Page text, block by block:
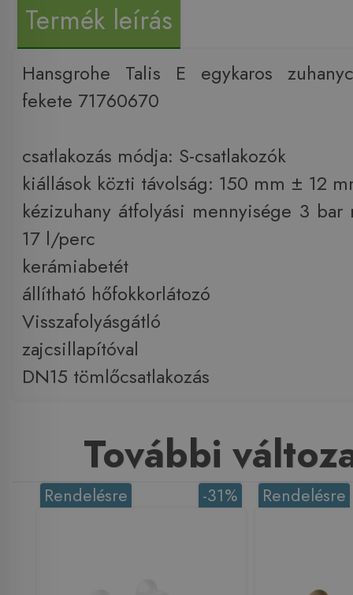
Termék leírás
Hansgrohe Talis E egykaros
fekete 71760670
csatlakozás módja: S-csatlakozók
kiállások közti távolság: 150 mm ± 12
kézizuhany átfolyási mennyisége 3 bar
17 l/perc
kerámiabetét
állítható hőfokkorlátozó
Visszafolyásgátló
zajcsillapítóval
DN15 tömlőcsatlakozás
További
-31%
Rendelésre Rendelésre